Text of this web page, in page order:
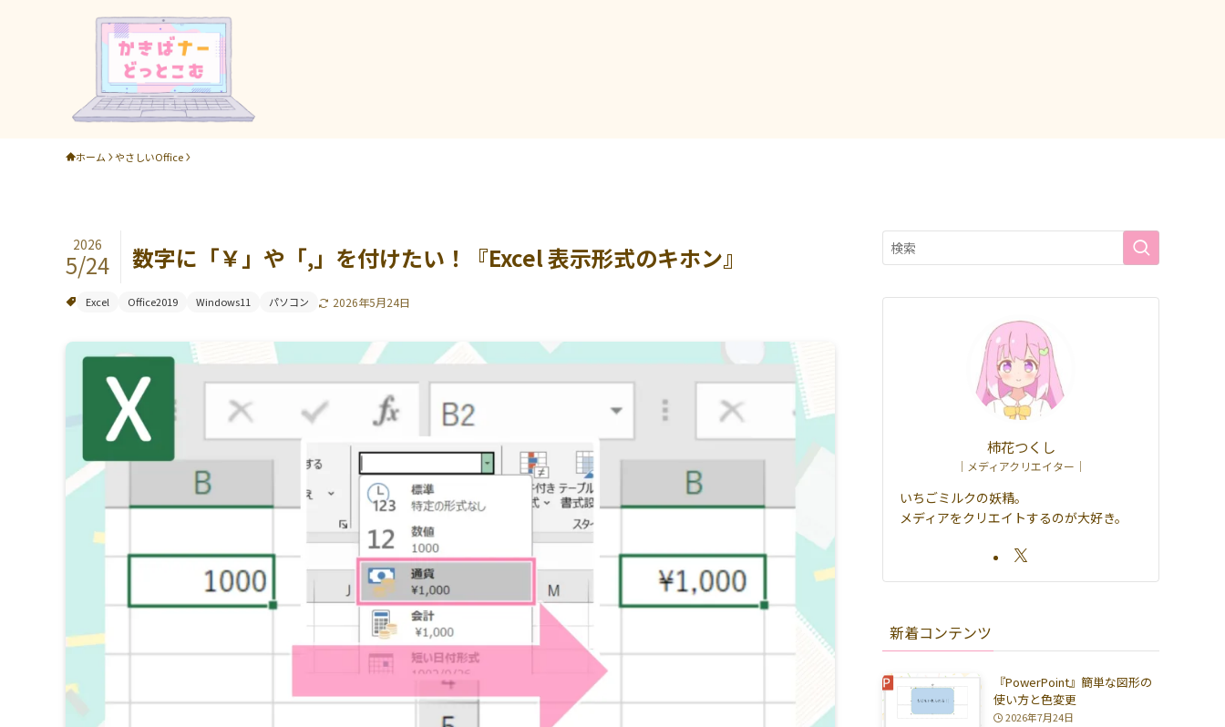
ホーム やさしいOffice
数字に「￥」や「,」を付けたい！『Excel 表示形式のキホン』
2026
5/24
Excel Office2019 Windows11 パソコン 2026年5月24日
柿花つくし
｜メディアクリエイター｜
いちごミルクの妖精。
メディアをクリエイトするのが大好き。
新着コンテンツ
『PowerPoint』簡単な図形の
使い方と色変更
2026年7月24日